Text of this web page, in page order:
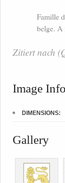
Famille
belge. A
Zitiert nach
Image Info
DIMENSIONS:
Gallery